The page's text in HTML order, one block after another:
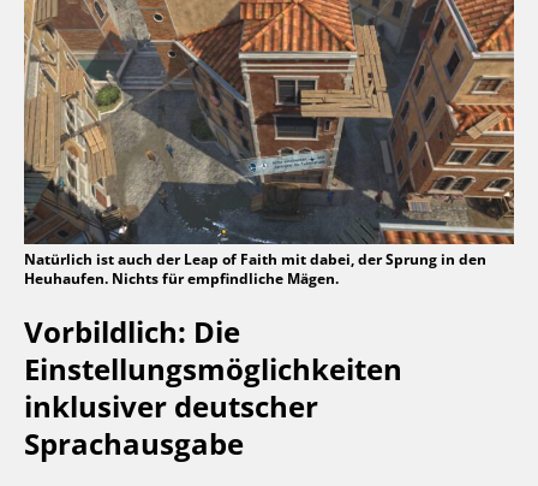
Natürlich ist auch der Leap of Faith mit dabei, der Sprung in den
Heuhaufen. Nichts für empfindliche Mägen.
Vorbildlich: Die
Einstellungsmöglichkeiten
inklusiver deutscher
Sprachausgabe